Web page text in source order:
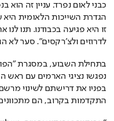
לדרוזים ולצ'רקסים". סער לא
התקדמות בקרוב, הם מתכוונים